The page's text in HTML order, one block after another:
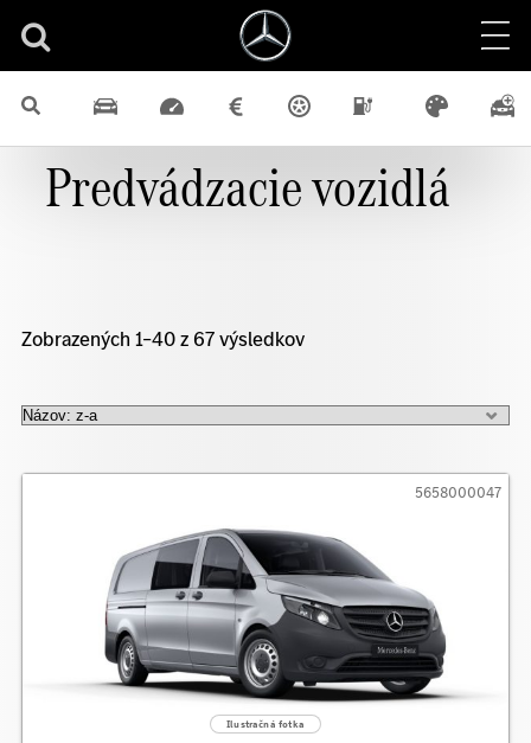
Predvádzacie vozidlá
Zobrazených 1–40 z 67 výsledkov
5658000047